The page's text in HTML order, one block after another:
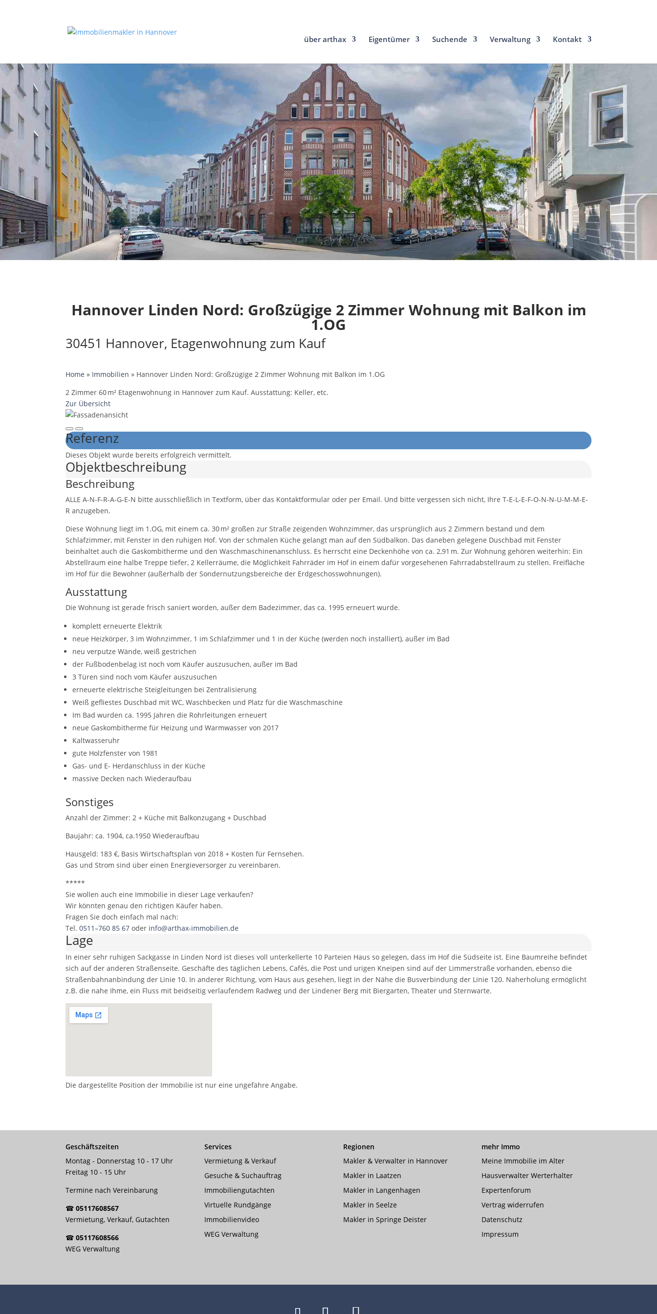
über arthax Eigentümer Suchende Verwaltung Kontakt
Hannover Linden Nord: Großzügige 2 Zimmer Wohnung mit Balkon im
1.OG
30451 Hannover, Etagenwohnung zum Kauf
Home » Immobilien » Hannover Linden Nord: Großzügige 2 Zimmer Wohnung mit Balkon im 1.OG
2 Zimmer 60 m² Etagenwohnung in Hannover zum Kauf. Ausstattung: Keller, etc.
Zur Übersicht
Referenz
Dieses Objekt wurde bereits erfolgreich vermittelt.
Objekt­beschreibung
Beschreibung
ALLE A-N-F-R-A-G-E-N bitte ausschließlich in Textform, über das Kontaktformular oder per Email. Und bitte vergessen sich nicht, Ihre T-E-L-E-F-O-N-N-U-M-M-E-
R anzugeben.
Diese Wohnung liegt im 1.OG, mit einem ca. 30 m² großen zur Straße zeigenden Wohnzimmer, das ursprünglich aus 2 Zimmern bestand und dem
Schlafzimmer, mit Fenster in den ruhigen Hof. Von der schmalen Küche gelangt man auf den Südbalkon. Das daneben gelegene Duschbad mit Fenster
beinhaltet auch die Gaskombitherme und den Waschmaschinenanschluss. Es herrscht eine Deckenhöhe von ca. 2,91 m. Zur Wohnung gehören weiterhin: Ein
Abstellraum eine halbe Treppe tiefer, 2 Kellerräume, die Möglichkeit Fahrräder im Hof in einem dafür vorgesehenen Fahrradabstellraum zu stellen. Freifläche
im Hof für die Bewohner (außerhalb der Sondernutzungsbereiche der Erdgeschosswohnungen).
Ausstattung
Die Wohnung ist gerade frisch saniert worden, außer dem Badezimmer, das ca. 1995 erneuert wurde.
komplett erneuerte Elektrik
neue Heizkörper, 3 im Wohnzimmer, 1 im Schlafzimmer und 1 in der Küche (werden noch installiert), außer im Bad
neu verputze Wände, weiß gestrichen
der Fußbodenbelag ist noch vom Käufer auszusuchen, außer im Bad
3 Türen sind noch vom Käufer auszusuchen
erneuerte elektrische Steigleitungen bei Zentralisierung
Weiß gefliestes Duschbad mit WC, Waschbecken und Platz für die Waschmaschine
Im Bad wurden ca. 1995 Jahren die Rohrleitungen erneuert
neue Gaskombitherme für Heizung und Warmwasser von 2017
Kaltwasseruhr
gute Holzfenster von 1981
Gas- und E- Herdanschluss in der Küche
massive Decken nach Wiederaufbau
Sonstiges
Anzahl der Zimmer: 2 + Küche mit Balkonzugang + Duschbad
Baujahr: ca. 1904, ca.1950 Wiederaufbau
Hausgeld: 183 €, Basis Wirtschaftsplan von 2018 + Kosten für Fernsehen.
Gas und Strom sind über einen Energieversorger zu vereinbaren.
*****
Sie wollen auch eine Immobilie in dieser Lage verkaufen?
Wir könnten genau den richtigen Käufer haben.
Fragen Sie doch einfach mal nach:
Tel.0511–760 85 67 oder info@arthax-immobilien.de
Lage
In einer sehr ruhigen Sackgasse in Linden Nord ist dieses voll unterkellerte 10 Parteien Haus so gelegen, dass im Hof die Südseite ist. Eine Baumreihe befindet
sich auf der anderen Straßenseite. Geschäfte des täglichen Lebens, Cafés, die Post und urigen Kneipen sind auf der Limmerstraße vorhanden, ebenso die
Straßenbahnanbindung der Linie 10. In anderer Richtung, vom Haus aus gesehen, liegt in der Nähe die Busverbindung der Linie 120. Naherholung ermöglicht
z.B. die nahe Ihme, ein Fluss mit beidseitig verlaufendem Radweg und der Lindener Berg mit Biergarten, Theater und Sternwarte.
Die dargestellte Position der Immobilie ist nur eine ungefähre Angabe.
Geschäftszeiten
Montag - Donnerstag 10 - 17 Uhr
Freitag 10 - 15 Uhr
Termine nach Vereinbarung
☎05117608567
Vermietung, Verkauf, Gutachten
☎05117608566
WEG Verwaltung
Services
Vermietung & Verkauf
Gesuche & Suchauftrag
Immobiliengutachten
Virtuelle Rundgänge
Immobilienvideo
WEG Verwaltung
Regionen
Makler & Verwalter in Hannover
Makler in Laatzen
Makler in Langenhagen
Makler in Seelze
Makler in Springe Deister
mehr Immo
Meine Immobilie im Alter
Hausverwalter Werterhalter
Expertenforum
Vertrag widerrufen
Datenschutz
Impressum